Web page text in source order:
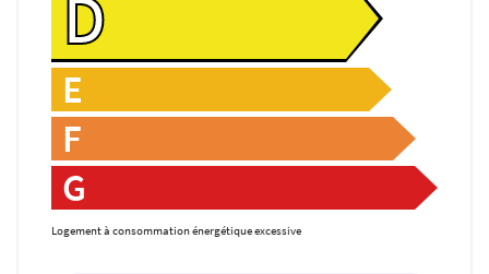
– Location
Estimation
Actualités
Contact
Restez
INSCRIPTION
D
E
F
G
Logement à consommation énergétique excessive